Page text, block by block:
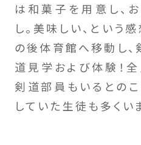
は和菓子を用意し、
し。美味しい、という
の後体育館へ移動し、
道見学および体験！
剣道部員もいるとのこ
していた生徒も多くい